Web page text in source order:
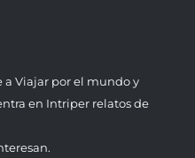
a Viajar por el mundo y
en Intriper relatos de